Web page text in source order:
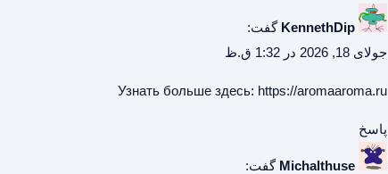
KennethDip گفت:
جولای 18, 2026 در 1:32 ق.ظ
Узнать больше здесь: https://aromaaroma.ru
پاسخ
Michalthuse گفت: